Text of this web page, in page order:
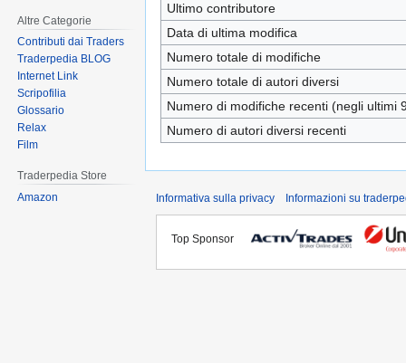
Ultimo contributore
Data di ultima modifica
Numero totale di modifiche
Numero totale di autori diversi
Numero di modifiche recenti (negli ultimi
Numero di autori diversi recenti
Altre Categorie
Contributi dai Traders
Traderpedia BLOG
Internet Link
Scripofilia
Glossario
Relax
Film
Traderpedia Store
Amazon
Informativa sulla privacy Informazioni su
Top Sponsor